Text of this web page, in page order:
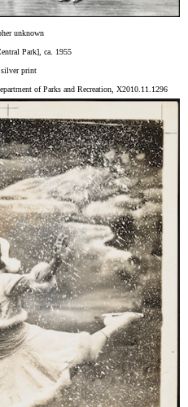
unknown
Park], ca. 1955
print
of Parks and Recreation, X2010.11.1296